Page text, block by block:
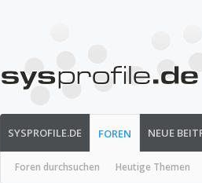
SYSPROFILE.DE FOREN
Foren durchsuchen Heutige Themen
NEUE